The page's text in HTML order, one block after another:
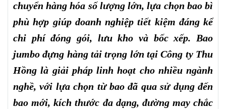
chuyển hàng hóa số lượng lớn, lựa chọn bao bì
phù hợp giúp doanh nghiệp tiết kiệm đáng kể
chi phí đóng gói, lưu kho và bốc xếp. Bao
jumbo đựng hàng tải trọng lớn tại Công ty Thu
Hồng là giải pháp linh hoạt cho nhiều ngành
nghề, với lựa chọn từ bao đã qua sử dụng đến
bao mới, kích thước đa dạng, đường may chắc